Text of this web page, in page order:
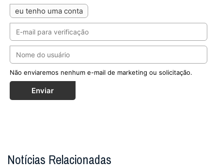
eu tenho uma conta
Não enviaremos nenhum e-mail de marketing ou solicitação.
Enviar
Notícias Relacionadas